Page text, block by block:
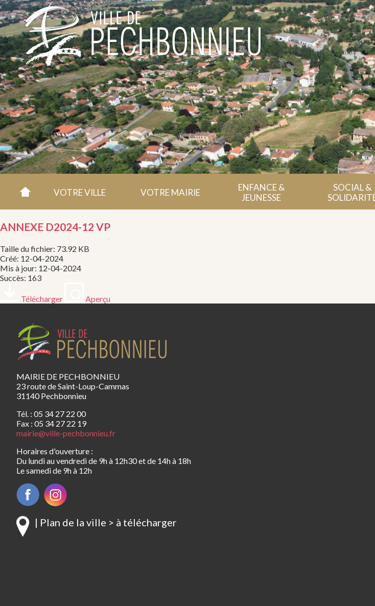
VOTRE VILLE VOTRE MAIRIE
ENFANCE &
JEUNESSE
SOCIAL &
ANNEXE D2024-12 VP
Taille du fichier: 73.92 KB
Créé: 12-04-2024
Mis à jour: 12-04-2024
Succès: 163
Télécharger Aperçu
MAIRIE DE PECHBONNIEU
23 route de Saint-Loup-Cammas
31140 Pechbonnieu
Tél. : 05 34 27 22 00
Fax : 05 34 27 22 19
mairie@ville-pechbonnieu.fr
Horaires d'ouverture :
Du lundi au vendredi de 9h à 12h30 et de 14h à 18h
Le samedi de 9h à 12h
| Plan de la ville > à télécharger